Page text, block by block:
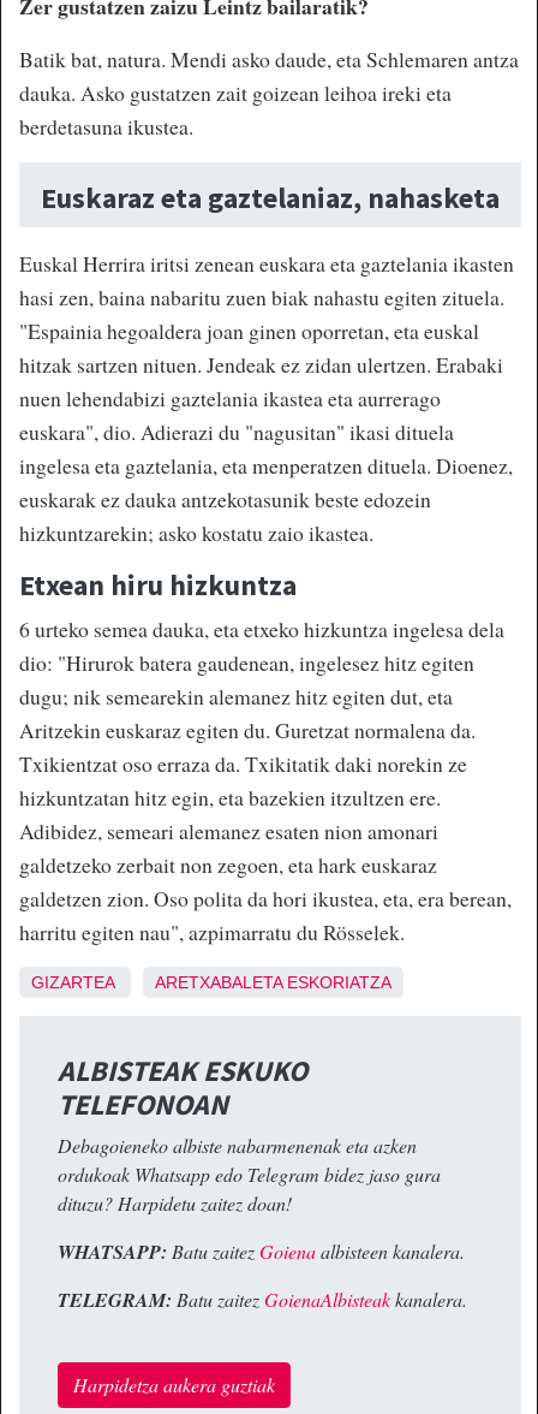
Batik bat, natura. Mendi asko daude, eta Schlemaren antza
dauka. Asko gustatzen zait goizean leihoa ireki eta
berdetasuna ikustea.
Euskaraz eta gaztelaniaz, nahasketa
Euskal Herrira iritsi zenean euskara eta gaztelania ikasten
hasi zen, baina nabaritu zuen biak nahastu egiten zituela.
"Espainia hegoaldera joan ginen oporretan, eta euskal
hitzak sartzen nituen. Jendeak ez zidan ulertzen. Erabaki
nuen lehendabizi gaztelania ikastea eta aurrerago
euskara", dio. Adierazi du "nagusitan" ikasi dituela
ingelesa eta gaztelania, eta menperatzen dituela. Dioenez,
euskarak ez dauka antzekotasunik beste edozein
hizkuntzarekin; asko kostatu zaio ikastea.
Etxean hiru hizkuntza
6 urteko semea dauka, eta etxeko hizkuntza ingelesa dela
dio: "Hirurok batera gaudenean, ingelesez hitz egiten
dugu; nik semearekin alemanez hitz egiten dut, eta
Aritzekin euskaraz egiten du. Guretzat normalena da.
Txikientzat oso erraza da. Txikitatik daki norekin ze
hizkuntzatan hitz egin, eta bazekien itzultzen ere.
Adibidez, semeari alemanez esaten nion amonari
galdetzeko zerbait non zegoen, eta hark euskaraz
galdetzen zion. Oso polita da hori ikustea, eta, era berean,
harritu egiten nau", azpimarratu du Rösselek.
GIZARTEA ARETXABALETA ESKORIATZA
ALBISTEAK ESKUKO
TELEFONOAN
Debagoieneko albiste nabarmenenak eta azken
ordukoak Whatsapp edo Telegram bidez jaso gura
dituzu? Harpidetu zaitez doan!
WHATSAPP: Batu zaitezGoienaalbisteen kanalera.
TELEGRAM: Batu zaitezGoienaAlbisteakkanalera.
Harpidetza aukera guztiak